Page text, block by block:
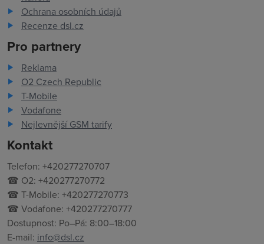
Ochrana osobních údajů
Recenze dsl.cz
Pro partnery
Reklama
O2 Czech Republic
T-Mobile
Vodafone
Nejlevnější GSM tarify
Kontakt
Telefon: +420277270707
☎ O2: +420277270772
☎ T-Mobile: +420277270773
☎ Vodafone: +420277270777
Dostupnost: Po–Pá: 8:00–18:00
E-mail: info@dsl.cz